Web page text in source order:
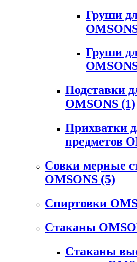
Груши
Груши
Подставки
OMSONS (1)
Прихватки
предметов
Совки мерные
OMSONS (5)
Спиртовки
Стаканы
Стаканы